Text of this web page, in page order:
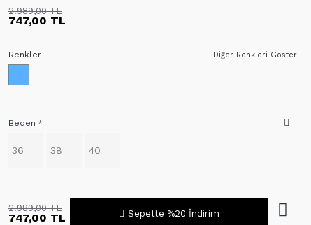
747,00 TL
2.989,00 TL
Beden
36 38 40
747,00 TL
2.989,00 TL
Sepette %20 İndirim
Diğer Renkleri Göster
Renkler